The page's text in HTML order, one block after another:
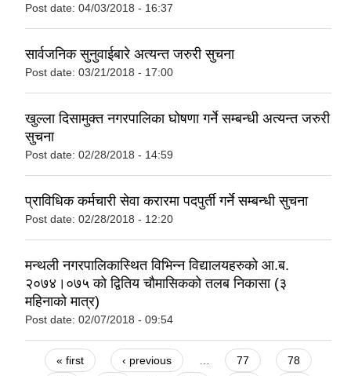
Post date: 04/03/2018 - 16:37
सार्वजनिक सुनुवाईबारे अत्यन्त जरुरी सुचना
Post date: 03/21/2018 - 17:00
खुल्ला दिसामुक्त नगरपालिका घोषणा गर्ने सम्बन्धी अत्यन्त जरुरी
सुचना
Post date: 02/28/2018 - 14:59
प्राविधिक कर्मचारी सेवा करारमा पदपुर्ती गर्ने सम्बन्धी सुचना
Post date: 02/28/2018 - 12:20
मन्थली नगरपालिकास्थित विभिन्न विद्यालयहरुको आ.ब.
२०७४।०७५ को द्वितिय चौमासिकको तलब निकासा (३
महिनाको मात्र)
Post date: 02/07/2018 - 09:54
Pages
« first ‹ previous … 77
78